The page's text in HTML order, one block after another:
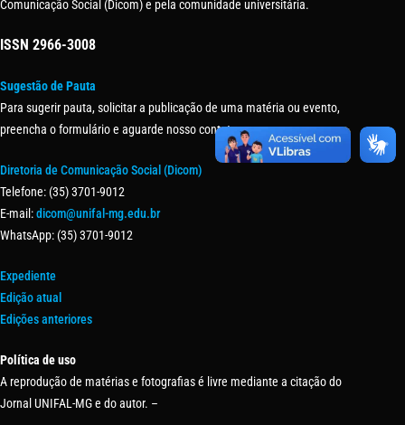
Comunicação Social (Dicom) e pela comunidade universitária.
ISSN 2966-3008
Sugestão de Pauta
Para sugerir pauta, solicitar a publicação de uma matéria ou evento,
preencha o formulário e aguarde nosso contato.
Diretoria de Comunicação Social (Dicom)
Telefone: (35) 3701-9012
E-mail:dicom@unifal-mg.edu.br
WhatsApp: (35) 3701-9012
Expediente
Edição atual
Edições anteriores
Política de uso
A reprodução de matérias e fotografias é livre mediante a citação do
Jornal UNIFAL-MG e do autor. –